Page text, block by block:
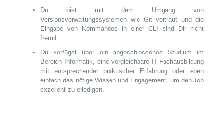
Du bist mit dem Umgang von
Versionsverwaltungssystemen wie Git vertraut und die
Eingabe von Kommandos in einer CLI sind Dir nicht
fremd.
Du verfügst über ein abgeschlossenes Studium im
Bereich Informatik, eine vergleichbare IT-Fachausbildung
mit entsprechender praktischer Erfahrung oder eben
einfach das nötige Wissen und Engagement, um den Job
exzellent zu erledigen.